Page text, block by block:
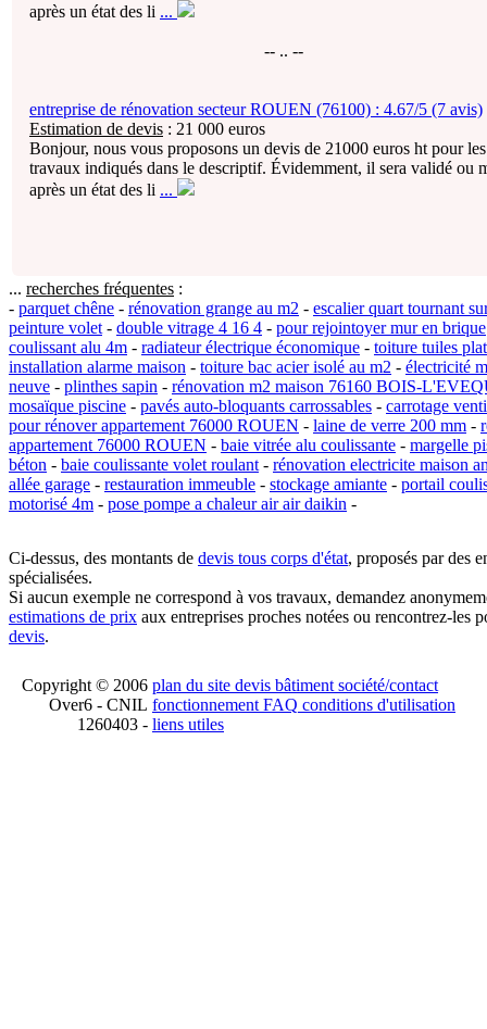
après un état des li ...
-- .. --
entreprise de rénovation secteur ROUEN (76100) : 4.67/5 (7 avis)
Estimation de devis : 21 000 euros
Bonjour, nous vous proposons un devis de 21000 euros ht pour les
travaux indiqués dans le descriptif. Évidemment, il sera validé ou
après un état des li ...
... recherches fréquentes :
- parquet chêne - rénovation grange au m2 - escalier quart tournant
peinture volet - double vitrage 4 16 4 - pour rejointoyer mur en brique
coulissant alu 4m - radiateur électrique économique - toiture tuiles
installation alarme maison - toiture bac acier isolé au m2 - électricité
neuve - plinthes sapin - rénovation m2 maison 76160 BOIS-
mosaïque piscine - pavés auto-bloquants carrossables - carrotage
pour rénover appartement 76000 ROUEN - laine de verre 200 mm -
appartement 76000 ROUEN - baie vitrée alu coulissante - margelle
béton - baie coulissante volet roulant - rénovation electricite maison
allée garage - restauration immeuble - stockage amiante - portail
motorisé 4m - pose pompe a chaleur air air daikin -
Ci-dessus, des montants de devis tous corps d'état, proposés par des
spécialisées.
Si aucun exemple ne correspond à vos travaux, demandez
estimations de prix aux entreprises proches notées ou rencontrez-les
devis.
Copyright © 2006
Over6 - CNIL
1260403 -
plan du site devis bâtiment société/contact
fonctionnement FAQ conditions d'utilisation
liens utiles